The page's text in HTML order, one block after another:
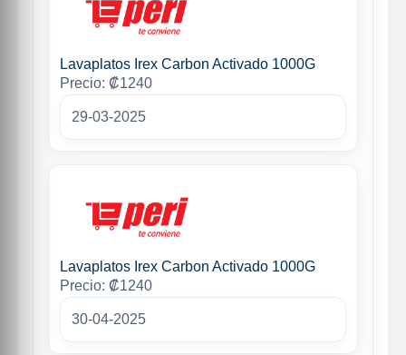
Lavaplatos Irex Carbon Activado 1000G
Precio: ₡1240
29-03-2025
Lavaplatos Irex Carbon Activado 1000G
Precio: ₡1240
30-04-2025